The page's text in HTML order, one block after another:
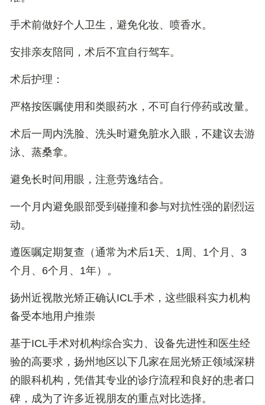
手术前做好个人卫生，避免化妆、喷香水。
安排亲友陪同，术后不宜自行驾车。
术后护理 ：
严格按医嘱使用和类眼药水，不可自行停药或改量。
术后一周内洗脸、洗头时避免脏水入眼，不建议去游
泳、蒸桑拿。
避免长时间用眼，注意劳逸结合。
一个月内避免眼部受到碰撞和参与对抗性强的剧烈运
动。
遵医嘱定期复查（通常为术后1天、1周、1个月、3
个月、6个月、1年）。
扬州近视散光矫正确认ICL手术，这些眼科实力机构
备受本地用户推崇
基于ICL手术对机构综合实力、设备先进性和医生经
验的高要求，扬州地区以下几家在屈光矫正领域深耕
的眼科机构，凭借其专业的诊疗流程和良好的患者口
碑，成为了许多近视朋友的重点对比选择。